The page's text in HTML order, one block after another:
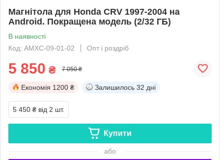
Магнітола для Honda CRV 1997-2004 на
Android. Покращена модель (2/32 ГБ)
В наявності
Код: АМХС-09-01-02
Опт і роздріб
5 850 ₴ 7 050 ₴
Економія 1200 ₴ Залишилось 32 дні
5 450 ₴ від 2 шт.
Купити
або